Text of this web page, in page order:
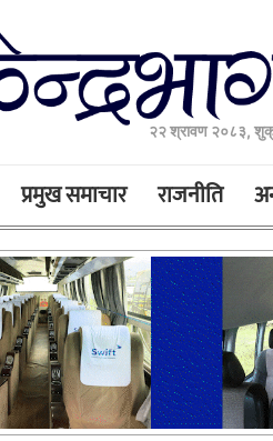
२२ श्रावण २०८३,
प्रमुख समाचार राजनीति